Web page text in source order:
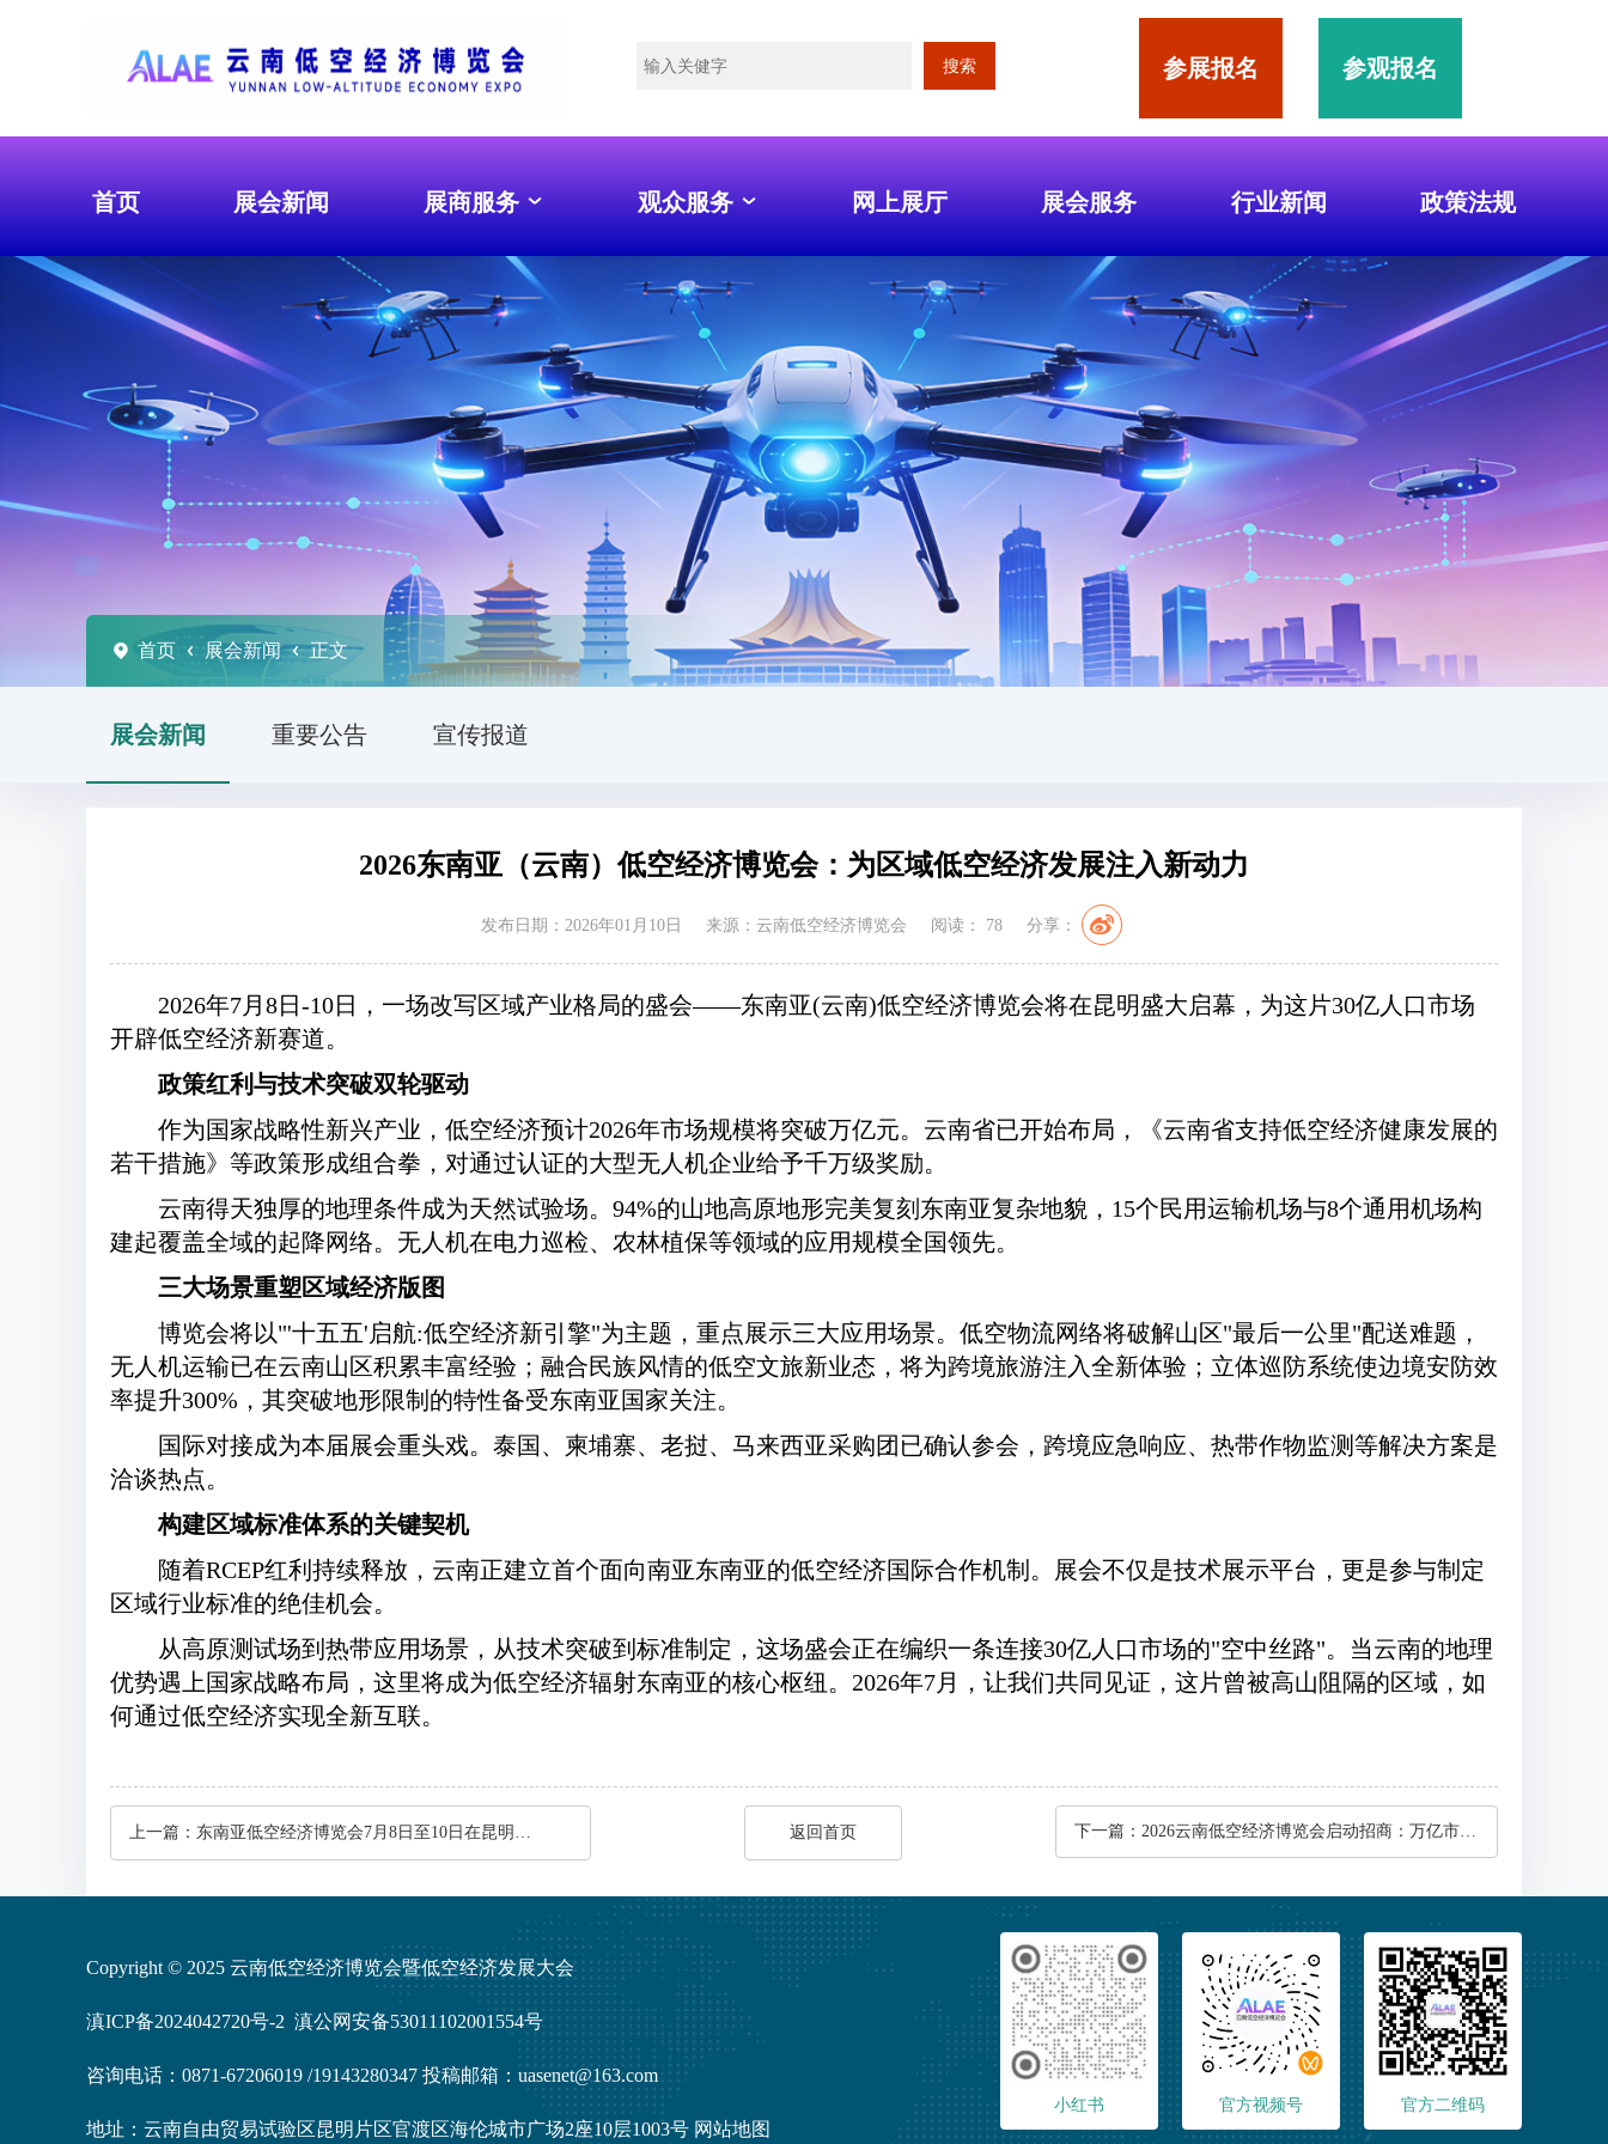
搜索 参展报名 参观报名
首页 展会新闻 展商服务 观众服务 网上展厅 展会服务 行业新闻 政策法规
展会新闻 重要公告 宣传报道
首页 展会新闻 正文
2026东南亚（云南）低空经济博览会：为区域低空经济发展注入新动力
发布日期：2026年01月10日 来源：云南低空经济博览会 阅读： 78 分享：
2026年7月8日-10日，一场改写区域产业格局的盛会——东南亚(云南)低空经济博览会将在昆明盛大启幕，为这片30亿人口市场
开辟低空经济新赛道。
政策红利与技术突破双轮驱动
作为国家战略性新兴产业，低空经济预计2026年市场规模将突破万亿元。云南省已开始布局，《云南省支持低空经济健康发展的
若干措施》等政策形成组合拳，对通过认证的大型无人机企业给予千万级奖励。
云南得天独厚的地理条件成为天然试验场。94%的山地高原地形完美复刻东南亚复杂地貌，15个民用运输机场与8个通用机场构
建起覆盖全域的起降网络。无人机在电力巡检、农林植保等领域的应用规模全国领先。
三大场景重塑区域经济版图
博览会将以"'十五五'启航:低空经济新引擎"为主题，重点展示三大应用场景。低空物流网络将破解山区"最后一公里"配送难题，
无人机运输已在云南山区积累丰富经验；融合民族风情的低空文旅新业态，将为跨境旅游注入全新体验；立体巡防系统使边境安防效
率提升300%，其突破地形限制的特性备受东南亚国家关注。
国际对接成为本届展会重头戏。泰国、柬埔寨、老挝、马来西亚采购团已确认参会，跨境应急响应、热带作物监测等解决方案是
洽谈热点。
构建区域标准体系的关键契机
随着RCEP红利持续释放，云南正建立首个面向南亚东南亚的低空经济国际合作机制。展会不仅是技术展示平台，更是参与制定
区域行业标准的绝佳机会。
从高原测试场到热带应用场景，从技术突破到标准制定，这场盛会正在编织一条连接30亿人口市场的"空中丝路"。当云南的地理
优势遇上国家战略布局，这里将成为低空经济辐射东南亚的核心枢纽。2026年7月，让我们共同见证，这片曾被高山阻隔的区域，如
何通过低空经济实现全新互联。
上一篇： 东南亚低空经济博览会7月8日至10日在昆明举办 返回首页 下一篇： 2026云南低空经济博览会启动招商：万亿市场撬动南亚东南亚
Copyright © 2025 云南低空经济博览会暨低空经济发展大会
滇ICP备2024042720号-2 滇公网安备53011102001554号
咨询电话：0871-67206019 /19143280347 投稿邮箱：uasenet@163.com
地址：云南自由贸易试验区昆明片区官渡区海伦城市广场2座10层1003号 网站地图
小红书 官方视频号 官方二维码